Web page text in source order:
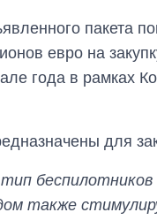
пакета
евро на
года в рамках
для
беспилотников
также